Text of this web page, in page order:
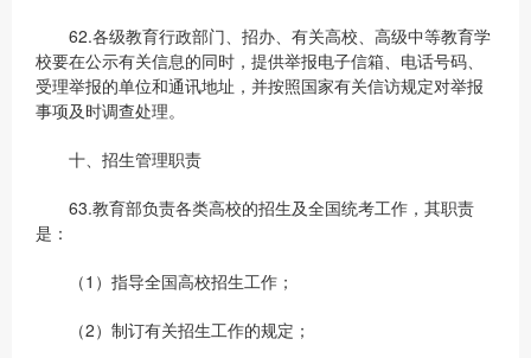
62.各级教育行政部门、招办、有关高校、高级中等教育学
校要在公示有关信息的同时，提供举报电子信箱、电话号码、
受理举报的单位和通讯地址，并按照国家有关信访规定对举报
事项及时调查处理。
十、招生管理职责
63.教育部负责各类高校的招生及全国统考工作，其职责
是：
（1）指导全国高校招生工作；
（2）制订有关招生工作的规定；